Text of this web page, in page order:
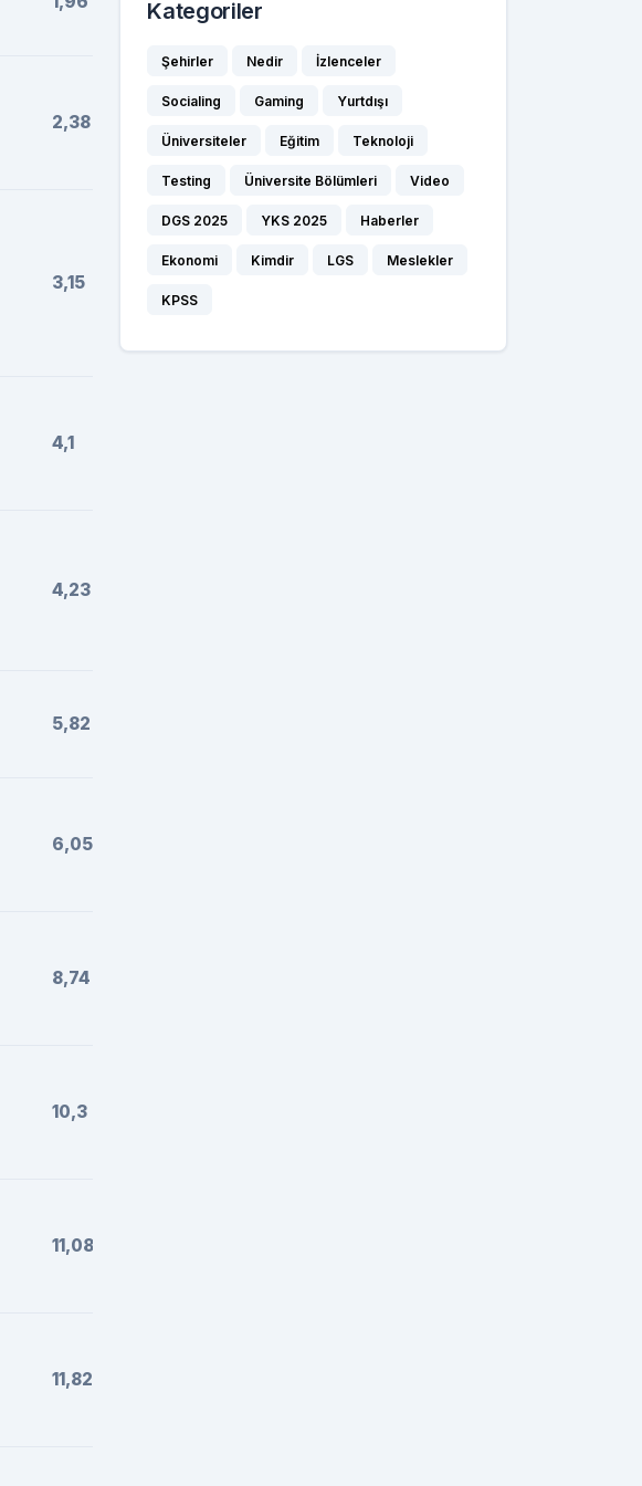
2,38
3,15
4,1
4,23
5,82
6,05
8,74
10,3
11,08
11,82
Kategoriler
Şehirler Nedir İzlenceler
Socialing Gaming Yurtdışı
Üniversiteler Eğitim Teknoloji
Testing Üniversite Bölümleri Video
DGS 2025 YKS 2025 Haberler
Ekonomi Kimdir LGS Meslekler
KPSS